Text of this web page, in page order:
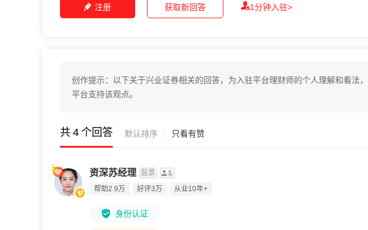
注册 1分钟入驻>
获取新回答
创作提示：以下关于兴业证券相关的回答，为入驻平台理财师的个人理解和看法
平台支持该观点。
共 4 个回答 默认排序 只看有赞
资深苏经理 股票
帮助2.9万
好评3万 从业10年+
身份认证